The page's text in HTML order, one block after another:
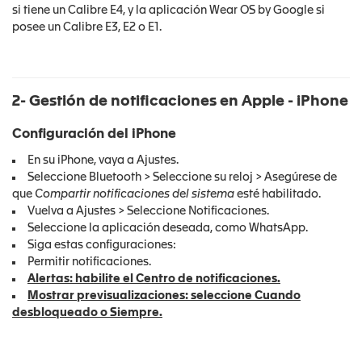
si tiene un Calibre E4, y la aplicación Wear OS by Google si
posee un Calibre E3, E2 o E1.
2- Gestión de notificaciones en Apple - iPhone
Configuración del iPhone
En su iPhone, vaya a Ajustes.
Seleccione Bluetooth > Seleccione su reloj > Asegúrese de
que Compartir notificaciones del sistema esté habilitado.
Vuelva a Ajustes > Seleccione Notificaciones.
Seleccione la aplicación deseada, como WhatsApp.
Siga estas configuraciones:
Permitir notificaciones.
Alertas: habilite el Centro de notificaciones.
Mostrar previsualizaciones: seleccione Cuando
desbloqueado o Siempre.